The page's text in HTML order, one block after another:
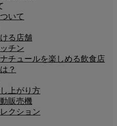
いて
る店舗
チン
チュールを楽しめる飲食店
？
上がり方
販売機
クション